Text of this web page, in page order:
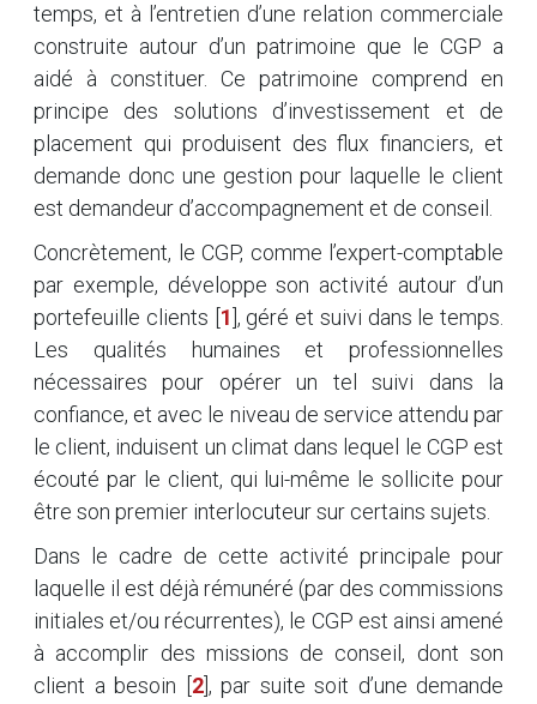
temps, et à l’entretien d’une relation commerciale
construite autour d’un patrimoine que le CGP a
aidé à constituer. Ce patrimoine comprend en
principe des solutions d’investissement et de
placement qui produisent des flux financiers, et
demande donc une gestion pour laquelle le client
est demandeur d’accompagnement et de conseil.
Concrètement, le CGP, comme l’expert-comptable
par exemple, développe son activité autour d’un
portefeuille clients 1 , géré et suivi dans le temps.
Les qualités humaines et professionnelles
nécessaires pour opérer un tel suivi dans la
confiance, et avec le niveau de service attendu par
le client, induisent un climat dans lequel le CGP est
écouté par le client, qui lui-même le sollicite pour
être son premier interlocuteur sur certains sujets.
Dans le cadre de cette activité principale pour
laquelle il est déjà rémunéré (par des commissions
initiales et/ou récurrentes), le CGP est ainsi amené
à accomplir des missions de conseil, dont son
client a besoin
2], par suite soit d’une demande